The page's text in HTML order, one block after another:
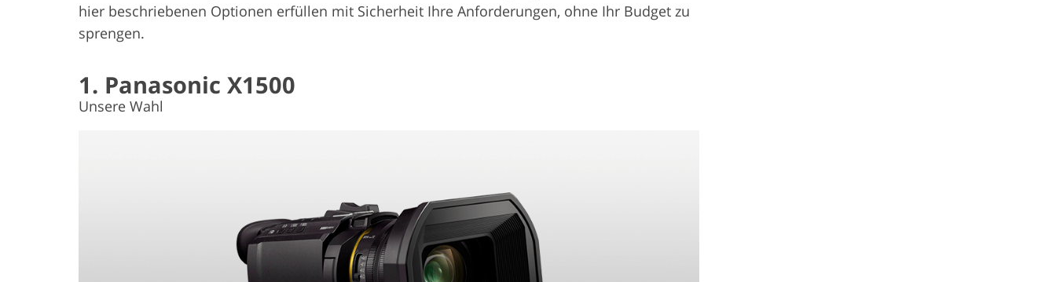
hier beschriebenen Optionen erfüllen mit Sicherheit Ihre Anforderungen, ohne Ihr Budget zu
sprengen.
1. Panasonic X1500
Unsere Wahl